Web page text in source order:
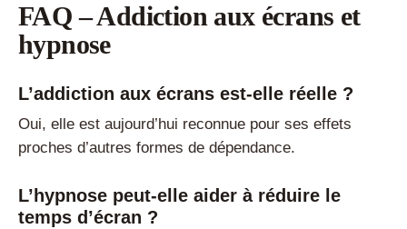
FAQ – Addiction aux écrans et
hypnose
L’addiction aux écrans est-elle réelle ?
Oui, elle est aujourd’hui reconnue pour ses effets
proches d’autres formes de dépendance.
L’hypnose peut-elle aider à réduire le
temps d’écran ?